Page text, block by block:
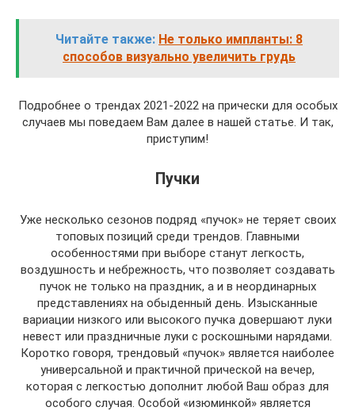
Читайте также: Не только импланты: 8
способов визуально увеличить грудь
Подробнее о трендах 2021-2022 на прически для особых
случаев мы поведаем Вам далее в нашей статье. И так,
приступим!
Пучки
Уже несколько сезонов подряд «пучок» не теряет своих
топовых позиций среди трендов. Главными
особенностями при выборе станут легкость,
воздушность и небрежность, что позволяет создавать
пучок не только на праздник, а и в неординарных
представлениях на обыденный день. Изысканные
вариации низкого или высокого пучка довершают луки
невест или праздничные луки с роскошными нарядами.
Коротко говоря, трендовый «пучок» является наиболее
универсальной и практичной прической на вечер,
которая с легкостью дополнит любой Ваш образ для
особого случая. Особой «изюминкой» является